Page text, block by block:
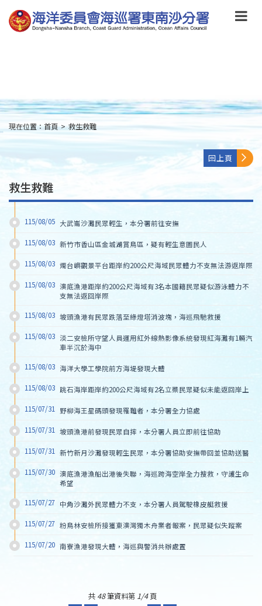
到
主
要
:::
現在位置：首頁 > 救生救難
回上頁
救生救難
115/08/05 大武崙沙灘民眾輕生，本分署前往安撫
115/08/03 新竹市香山區金城湖賞鳥區，疑有輕生意圖民人
115/08/03 燭台嶼觀景平台距岸約200公尺海域民眾體力不支無法游返岸際
115/08/03 澳底漁港距岸約200公尺海域有3名本國籍民眾疑似游泳體力不
支無法返回岸際
115/08/03 坡頭漁港有民眾跌落至綠燈塔消波塊，海巡飛馳救援
115/08/03 淡二安檢所守望人員運用紅外線熱影像系統發現紅海灘有1輛汽
車半沉於海中
115/08/03 海洋大學工學院前方海堤發現大體
115/08/03 跳石海岸距岸約200公尺海域有2名立槳民眾疑似未能返回岸上
115/07/31 野柳海王星碼頭發現罹難者，本分署全力協處
115/07/31 坡頭漁港前發現民眾自摔，本分署人員立即前往協助
115/07/31 新竹新月沙灘發現輕生民眾，本分署協助安撫帶回並協助送醫
115/07/30 澳底漁港漁船出港後失聯，海巡跨海空岸全力搜救，守護生命
希望
115/07/27 中角沙灘外民眾體力不支，本分署人員駕駛橡皮艇救援
115/07/27 粉鳥林安檢所接獲東澳灣獨木舟業者報案，民眾疑似失蹤案
115/07/20 南寮漁港發現大體，海巡與警消共辦處置
共 48筆資料第 1/4頁